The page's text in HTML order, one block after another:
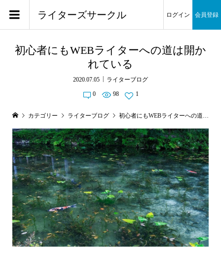
ライターズサークル ログイン 会員登録
初心者にもWEBライターへの道は開か
れている
2020.07.05 ライターブログ
0 98 1
カテゴリー ライターブログ 初心者にもWEBライターへの道は開かれている